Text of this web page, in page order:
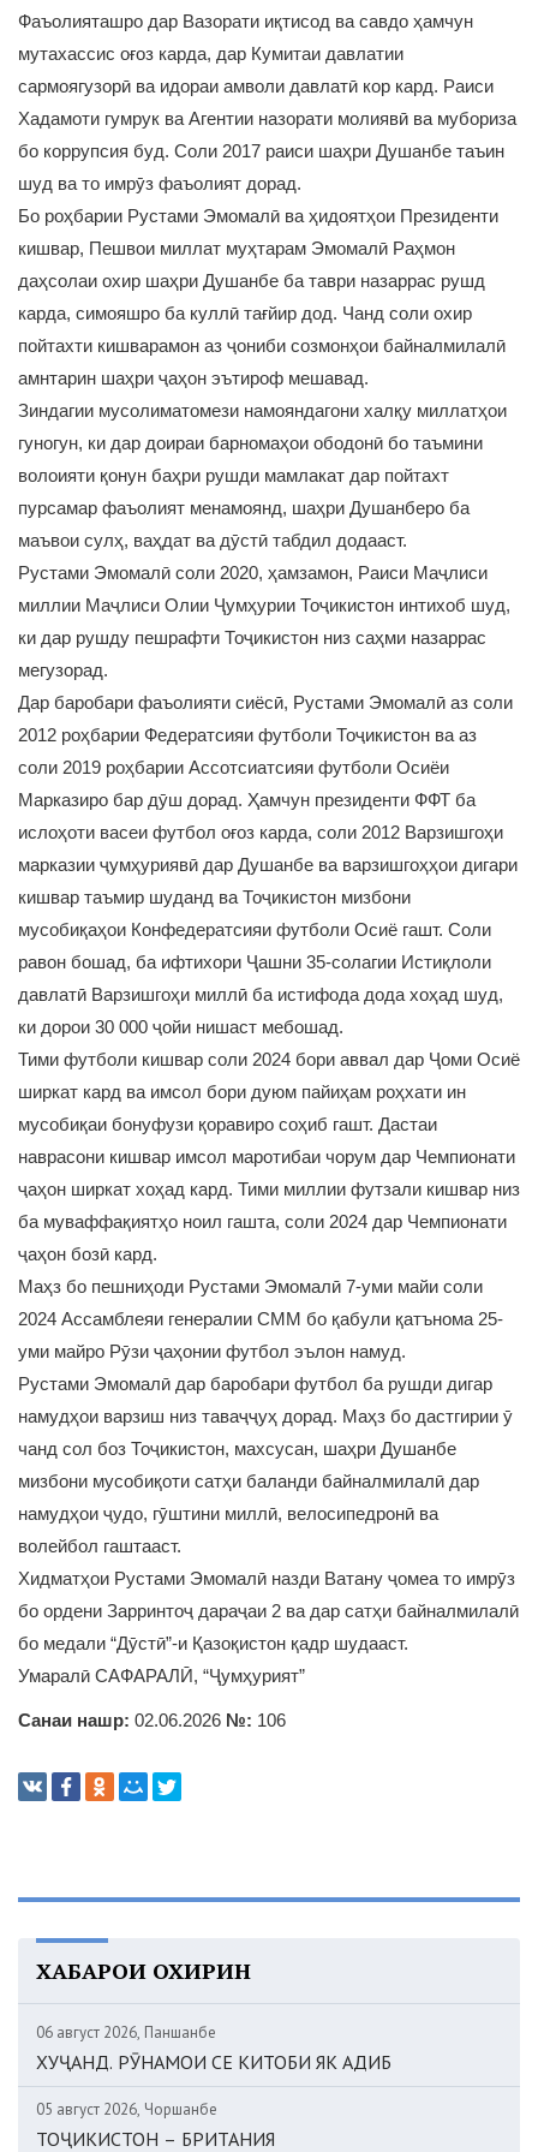
Фаъолияташро дар Вазорати иқтисод ва савдо ҳамчун
мутахассис оғоз карда, дар Кумитаи давлатии
сармоягузорӣ ва идораи амволи давлатӣ кор кард. Раиси
Хадамоти гумрук ва Агентии назорати молиявӣ ва мубориза
бо коррупсия буд. Соли 2017 раиси шаҳри Душанбе таъин
шуд ва то имрӯз фаъолият дорад.
Бо роҳбарии Рустами Эмомалӣ ва ҳидоятҳои Президенти
кишвар, Пешвои миллат муҳтарам Эмомалӣ Раҳмон
даҳсолаи охир шаҳри Душанбе ба таври назаррас рушд
карда, симояшро ба куллӣ тағйир дод. Чанд соли охир
пойтахти кишварамон аз ҷониби созмонҳои байналмилалӣ
амнтарин шаҳри ҷаҳон эътироф мешавад.
Зиндагии мусолиматомези намояндагони халқу миллатҳои
гуногун, ки дар доираи барномаҳои ободонӣ бо таъмини
волоияти қонун баҳри рушди мамлакат дар пойтахт
пурсамар фаъолият менамоянд, шаҳри Душанберо ба
маъвои сулҳ, ваҳдат ва дӯстӣ табдил додааст.
Рустами Эмомалӣ соли 2020, ҳамзамон, Раиси Маҷлиси
миллии Маҷлиси Олии Ҷумҳурии Тоҷикистон интихоб шуд,
ки дар рушду пешрафти Тоҷикистон низ саҳми назаррас
мегузорад.
Дар баробари фаъолияти сиёсӣ, Рустами Эмомалӣ аз соли
2012 роҳбарии Федератсияи футболи Тоҷикистон ва аз
соли 2019 роҳбарии Ассотсиатсияи футболи Осиёи
Марказиро бар дӯш дорад. Ҳамчун президенти ФФТ ба
ислоҳоти васеи футбол оғоз карда, соли 2012 Варзишгоҳи
марказии ҷумҳуриявӣ дар Душанбе ва варзишгоҳҳои дигари
кишвар таъмир шуданд ва Тоҷикистон мизбони
мусобиқаҳои Конфедератсияи футболи Осиё гашт. Соли
равон бошад, ба ифтихори Ҷашни 35-солагии Истиқлоли
давлатӣ Варзишгоҳи миллӣ ба истифода дода хоҳад шуд,
ки дорои 30 000 ҷойи нишаст мебошад.
Тими футболи кишвар соли 2024 бори аввал дар Ҷоми Осиё
ширкат кард ва имсол бори дуюм пайиҳам роҳхати ин
мусобиқаи бонуфузи қоравиро соҳиб гашт. Дастаи
наврасони кишвар имсол маротибаи чорум дар Чемпионати
ҷаҳон ширкат хоҳад кард. Тими миллии футзали кишвар низ
ба муваффақиятҳо ноил гашта, соли 2024 дар Чемпионати
ҷаҳон бозӣ кард.
Маҳз бо пешниҳоди Рустами Эмомалӣ 7-уми майи соли
2024 Ассамблеяи генералии СММ бо қабули қатънома 25-
уми майро Рӯзи ҷаҳонии футбол эълон намуд.
Рустами Эмомалӣ дар баробари футбол ба рушди дигар
намудҳои варзиш низ таваҷҷуҳ дорад. Маҳз бо дастгирии ӯ
чанд сол боз Тоҷикистон, махсусан, шаҳри Душанбе
мизбони мусобиқоти сатҳи баланди байналмилалӣ дар
намудҳои ҷудо, гӯштини миллӣ, велосипедронӣ ва
волейбол гаштааст.
Хидматҳои Рустами Эмомалӣ назди Ватану ҷомеа то имрӯз
бо ордени Зарринтоҷ дараҷаи 2 ва дар сатҳи байналмилалӣ
бо медали “Дӯстӣ”-и Қазоқистон қадр шудааст.
Умаралӣ САФАРАЛӢ, “Ҷумҳурият”
Санаи нашр: 02.06.2026 №: 106
ХАБАРҲОИ ОХИРИН
06 август 2026, Панҷшанбе
ХУҶАНД. РӮНАМОИ СЕ КИТОБИ ЯК АДИБ
05 август 2026, Чоршанбе
ТОҶИКИСТОН – БРИТАНИЯ